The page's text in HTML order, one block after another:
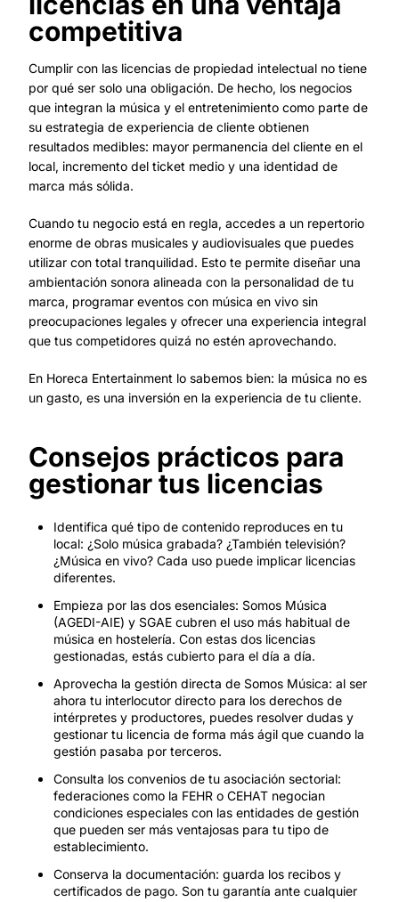
competitiva
Cumplir con las licencias de propiedad intelectual no tiene
por qué ser solo una obligación. De hecho, los negocios
que integran la música y el entretenimiento como parte de
su estrategia de experiencia de cliente obtienen
resultados medibles: mayor permanencia del cliente en el
local, incremento del ticket medio y una identidad de
marca más sólida.
Cuando tu negocio está en regla, accedes a un repertorio
enorme de obras musicales y audiovisuales que puedes
utilizar con total tranquilidad. Esto te permite diseñar una
ambientación sonora alineada con la personalidad de tu
marca, programar eventos con música en vivo sin
preocupaciones legales y ofrecer una experiencia integral
que tus competidores quizá no estén aprovechando.
En Horeca Entertainment lo sabemos bien: la música no es
un gasto, es una inversión en la experiencia de tu cliente.
Consejos prácticos para
gestionar tus licencias
Identifica qué tipo de contenido reproduces en tu
local: ¿Solo música grabada? ¿También televisión?
¿Música en vivo? Cada uso puede implicar licencias
diferentes.
Empieza por las dos esenciales: Somos Música
(AGEDI-AIE) y SGAE cubren el uso más habitual de
música en hostelería. Con estas dos licencias
gestionadas, estás cubierto para el día a día.
Aprovecha la gestión directa de Somos Música: al ser
ahora tu interlocutor directo para los derechos de
intérpretes y productores, puedes resolver dudas y
gestionar tu licencia de forma más ágil que cuando la
gestión pasaba por terceros.
Consulta los convenios de tu asociación sectorial:
federaciones como la FEHR o CEHAT negocian
condiciones especiales con las entidades de gestión
que pueden ser más ventajosas para tu tipo de
establecimiento.
Conserva la documentación: guarda los recibos y
certificados de pago. Son tu garantía ante cualquier